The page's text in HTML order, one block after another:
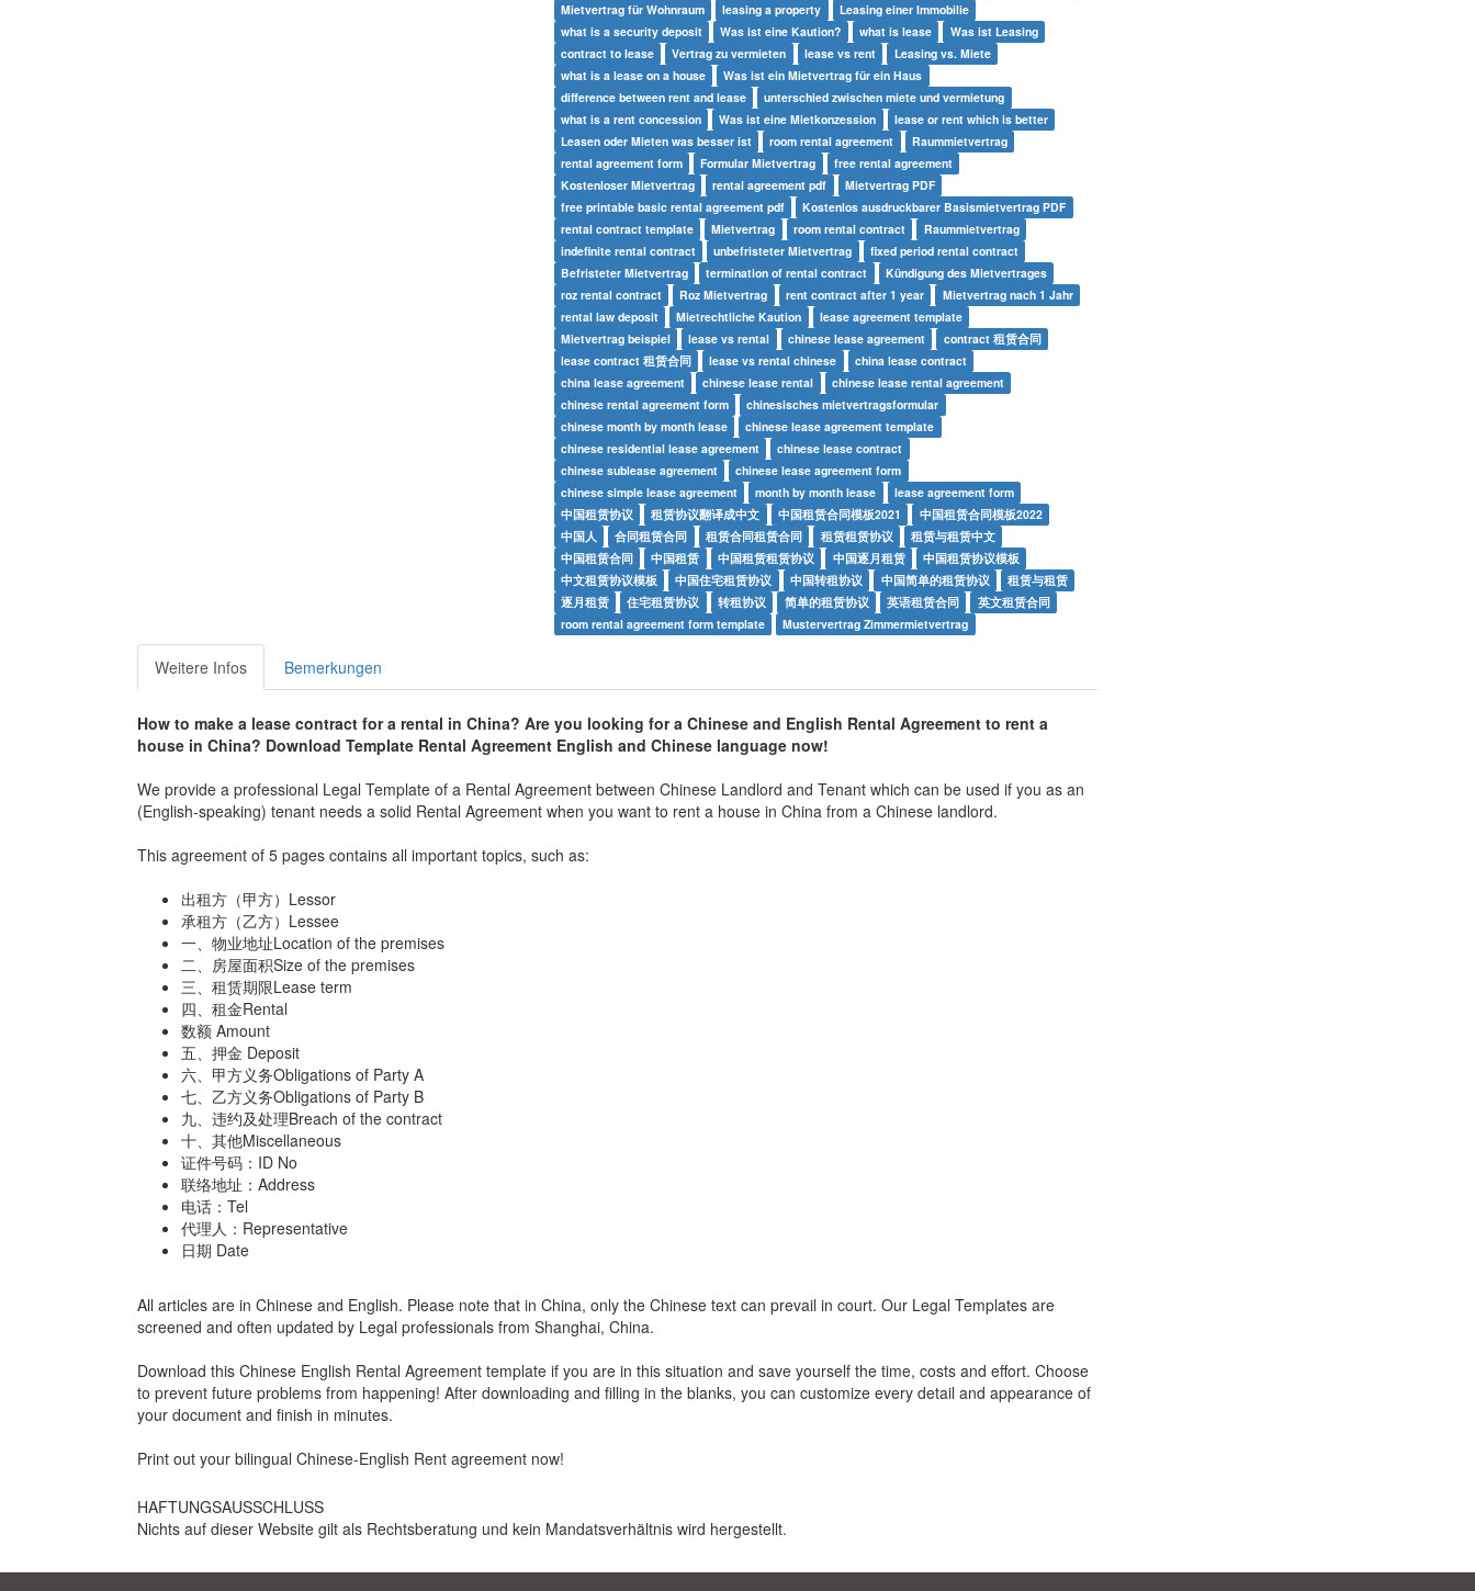
Mietvertrag für Wohnraum
leasing a property
Leasing einer Immobilie
what is a security deposit
Was ist eine Kaution? what is lease
Was ist Leasing
contract to lease
Vertrag zu vermieten lease vs rent
Leasing vs. Miete
what is a lease on a house
Was ist ein Mietvertrag für ein Haus
difference between rent and lease
unterschied zwischen miete und vermietung
what is a rent concession
Was ist eine Mietkonzession
lease or rent which is better
Leasen oder Mieten was besser ist
room rental agreement
Raummietvertrag
rental agreement form
Formular Mietvertrag
free rental agreement
Kostenloser Mietvertrag
rental agreement pdf
Mietvertrag PDF
free printable basic rental agreement pdf
Kostenlos ausdruckbarer Basismietvertrag PDF
rental contract template
Mietvertrag room rental contract
Raummietvertrag
indefinite rental contract
unbefristeter Mietvertrag
fixed period rental contract
Befristeter Mietvertrag
termination of rental contract
Kündigung des Mietvertrages
roz rental contract
Roz Mietvertrag rent contract after 1 year
Mietvertrag nach 1 Jahr
rental law deposit
Mietrechtliche Kaution
lease agreement template
Mietvertrag beispiel
lease vs rental chinese lease agreement
contract 租赁合同
lease contract 租赁合同
lease vs rental chinese
china lease contract
china lease agreement
chinese lease rental
chinese lease rental agreement
chinese rental agreement form
chinesisches mietvertragsformular
chinese month by month lease
chinese lease agreement template
chinese residential lease agreement
chinese lease contract
chinese sublease agreement
chinese lease agreement form
chinese simple lease agreement
month by month lease
lease agreement form
中国租赁协议
租赁协议翻译成中文 中国租赁合同模板2021
中国租赁合同模板2022
中国人
合同租赁合同 租赁合同租赁合同 租赁租赁协议
租赁与租赁中文
中国租赁合同
中国租赁 中国租赁租赁协议 中国逐月租赁
中国租赁协议模板
中文租赁协议模板
中国住宅租赁协议 中国转租协议 中国简单的租赁协议
租赁与租赁
逐月租赁
住宅租赁协议 转租协议 简单的租赁协议 英语租赁合同
英文租赁合同
room rental agreement form template
Mustervertrag Zimmermietvertrag
Weitere Infos Bemerkungen
How to make a lease contract for a rental in China? Are you looking for a Chinese and English Rental Agreement to rent a
house in China? Download Template Rental Agreement English and Chinese language now!
We provide a professional Legal Template of a Rental Agreement between Chinese Landlord and Tenant which can be used if you as an
(English-speaking) tenant needs a solid Rental Agreement when you want to rent a house in China from a Chinese landlord.
This agreement of 5 pages contains all important topics, such as:
出租方（甲方）Lessor
承租方（乙方）Lessee
一、物业地址Location of the premises
二、房屋面积Size of the premises
三、租赁期限Lease term
四、租金Rental
数额 Amount
五、押金 Deposit
六、甲方义务Obligations of Party A
七、乙方义务Obligations of Party B
九、违约及处理Breach of the contract
十、其他Miscellaneous
证件号码：ID No
联络地址：Address
电话：Tel
代理人：Representative
日期 Date
All articles are in Chinese and English. Please note that in China, only the Chinese text can prevail in court. Our Legal Templates are
screened and often updated by Legal professionals from Shanghai, China.
Download this Chinese English Rental Agreement template if you are in this situation and save yourself the time, costs and effort. Choose
to prevent future problems from happening! After downloading and filling in the blanks, you can customize every detail and appearance of
your document and finish in minutes.
Print out your bilingual Chinese-English Rent agreement now!
HAFTUNGSAUSSCHLUSS
Nichts auf dieser Website gilt als Rechtsberatung und kein Mandatsverhältnis wird hergestellt.